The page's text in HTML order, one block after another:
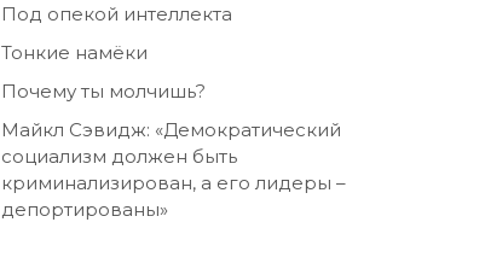
Под опекой интеллекта
Тонкие намёки
Почему ты молчишь?
Майкл Сэвидж: «Демократический
социализм должен быть
криминализирован, а его лидеры –
депортированы»